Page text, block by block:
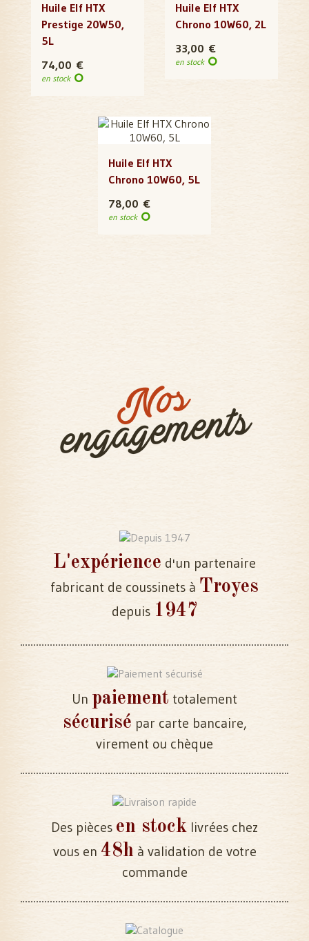
Huile Elf HTX
Prestige 20W50,
5L
74,00 €
en stock
Huile Elf HTX
Chrono 10W60, 2L
33,00 €
en stock
Huile Elf HTX
Chrono 10W60, 5L
78,00 €
en stock
Nos
engagements
L'expérience d'un partenaire
fabricant de coussinets à Troyes
depuis 1947
Un paiement totalement
sécurisé par carte bancaire,
virement ou chèque
Des pièces en stock livrées chez
vous en 48h à validation de votre
commande